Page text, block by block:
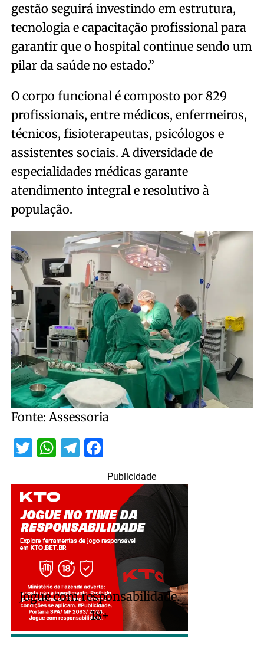
gestão seguirá investindo em estrutura,
tecnologia e capacitação profissional para
garantir que o hospital continue sendo um
pilar da saúde no estado.”
O corpo funcional é composto por 829
profissionais, entre médicos, enfermeiros,
técnicos, fisioterapeutas, psicólogos e
assistentes sociais. A diversidade de
especialidades médicas garante
atendimento integral e resolutivo à
população.
Fonte: Assessoria
Twitter
WhatsApp
Telegram
Facebook
Publicidade
Jogue com responsabilidade.
18+